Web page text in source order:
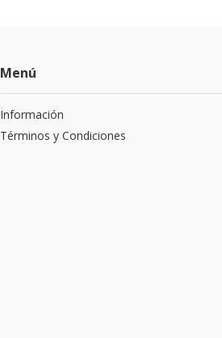
Menú
Información
Términos y Condiciones